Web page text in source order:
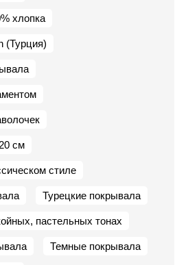
хлопка
(Турция)
см
стиле
Турецкие покрывала
пастельных тонах
Темные покрывала